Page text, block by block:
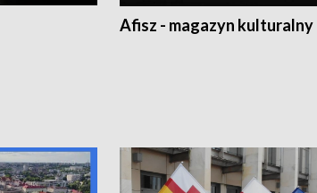
Afisz - magazyn kulturalny